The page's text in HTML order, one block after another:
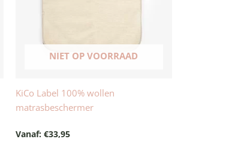
NIET OP VOORRAAD
KiCo Label 100% wollen
matrasbeschermer
Vanaf: €33,95
gekozen
worden